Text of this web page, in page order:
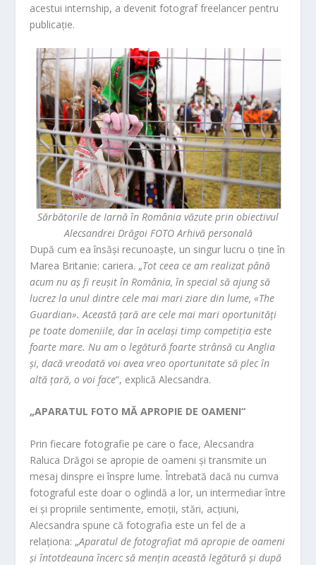
acestui internship, a devenit fotograf freelancer pentru
publicație.
Sărbătorile de Iarnă în România văzute prin obiectivul
Alecsandrei Drăgoi FOTO Arhivă personală
După cum ea însăși recunoaște, un singur lucru o ține în
Marea Britanie: cariera. „Tot ceea ce am realizat până
acum nu aș fi reușit în România, în special să ajung să
lucrez la unul dintre cele mai mari ziare din lume, «The
Guardian». Această țară are cele mai mari oportunități
pe toate domeniile, dar în același timp competiția este
foarte mare. Nu am o legătură foarte strânsă cu Anglia
și, dacă vreodată voi avea vreo oportunitate să plec în
altă țară, o voi face“, explică Alecsandra.
„APARATUL FOTO MĂ APROPIE DE OAMENI“
Prin fiecare fotografie pe care o face, Alecsandra
Raluca Drăgoi se apropie de oameni și transmite un
mesaj dinspre ei înspre lume. Întrebată dacă nu cumva
fotograful este doar o oglindă a lor, un intermediar între
ei și propriile sentimente, emoții, stări, acțiuni,
Alecsandra spune că fotografia este un fel de a
relaționa: „Aparatul de fotografiat mă apropie de oameni
și întotdeauna încerc să mențin această legătură și după